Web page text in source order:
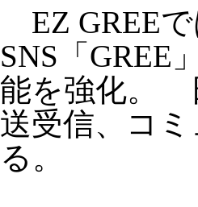
EZ GREE
SNS「GREE
能を強化。
送受信、コ
る。